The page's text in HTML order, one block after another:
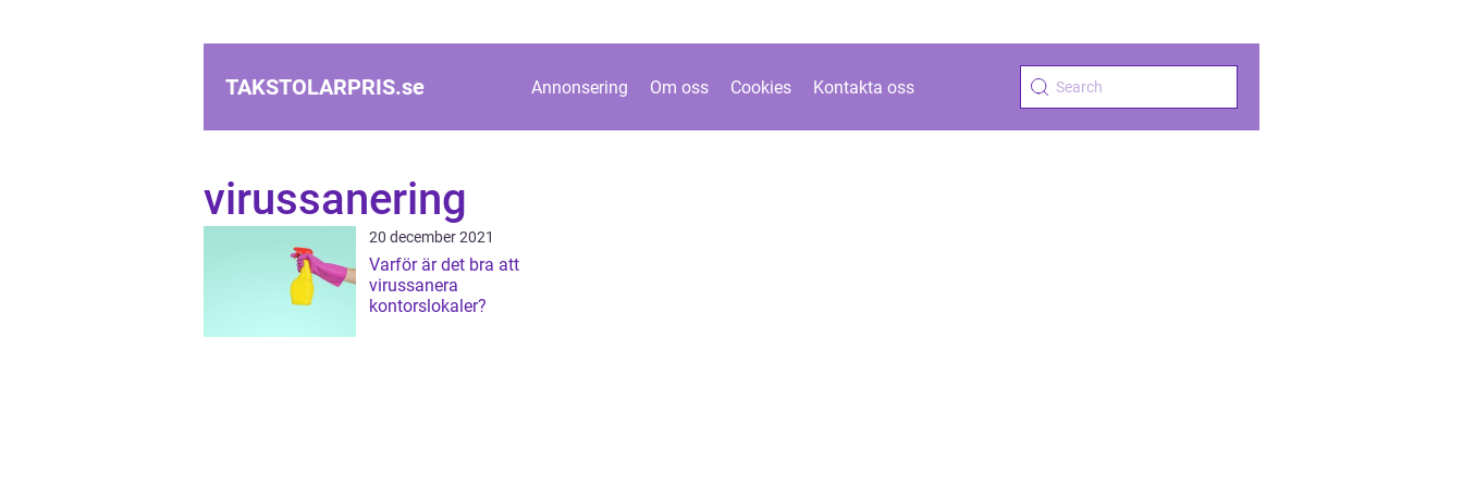
TAKSTOLARPRIS.se Annonsering Om oss Cookies Kontakta oss
virussanering
20 december 2021
Varför är det bra att
virussanera
kontorslokaler?